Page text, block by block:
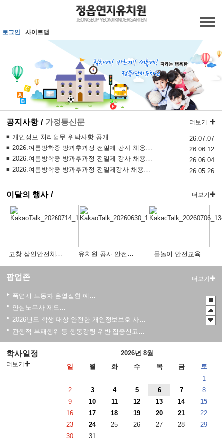
로그인 사이트맵
공지사항 더보기
개인정보 처리업무 위탁사항 공개
26.07.07
2026.여름방학중 방과후과정 전일제 강사 채용 3차공고
26.06.12
2026.여름방학중 방과후과정 전일제 강사 채용 2차공고
26.06.04
2026.여름방학중 방과후과정 전일제강사 채용공고
26.05.26
가정통신문
이달의 행사 더보기
고창 삼인안전체험관 유치원 공사 안전사고 예방 교육 물놀이 안전교육
팝업존 더보기
관행적 부패행위 등 행동강령 위반 집중신고기간 운영
2026년도 학생 대상 안전한 개인정보보호 사례 공모전
안심노무사 제도 홍보
폭염시 노동자 온열질환 예방수칙
2026 학생 성장 지원 학부모 아카데미 운영
학사일정
더보기
2026년 8월
일
월 화 수 목 금
토
1
2
3 4 5 6 7
8
9
10 11 12 13 14
15
16
17 18 19 20 21
22
23
24 25 26 27 28
29
30
31